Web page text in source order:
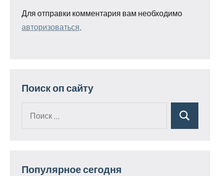
Для отправки комментария вам необходимо
авторизоваться
Поиск оп сайту
Поиск
Популярное сегодня